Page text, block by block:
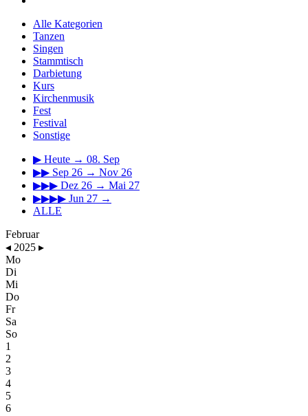
Alle Kategorien
Tanzen
Singen
Stammtisch
Darbietung
Kurs
Kirchenmusik
Fest
Festival
Sonstige
▶ Heute → 08. Sep
▶▶ Sep 26 → Nov 26
▶▶▶ Dez 26 → Mai 27
▶▶▶▶ Jun 27 →
ALLE
Februar
◂ 2025 ▸
Mo
Di
Mi
Do
Fr
Sa
So
1
2
3
4
5
6